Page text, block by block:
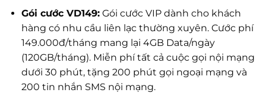
Gói cước VD149:Gói cước VIP dành cho khách
hàng có nhu cầu liên lạc thường xuyên. Cước phí
149.000đ/tháng mang lại 4GB Data/ngày
(120GB/tháng). Miễn phí tất cả cuộc gọi nội mạng
dưới 30 phút, tặng 200 phút gọi ngoại mạng và
200 tin nhắn SMS nội mạng.